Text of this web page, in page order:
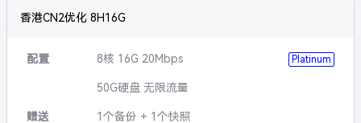
香港CN2优化 8H16G
配置 8核 16G 20Mbps Platinum
50G硬盘 无限流量
赠送 1个备份 + 1个快照